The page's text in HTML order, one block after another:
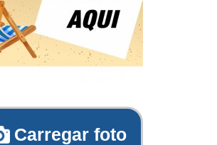
Carregar foto